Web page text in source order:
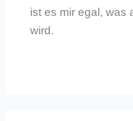
ist es mir egal, was
wird.